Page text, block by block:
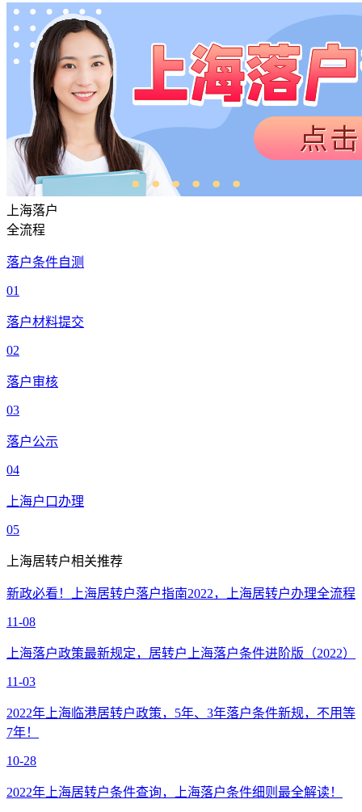
上海落户
全流程
落户条件自测
01
落户材料提交
02
落户审核
03
落户公示
04
上海户口办理
05
上海居转户相关推荐
新政必看！上海居转户落户指南2022，上海居转户办理全流程
11-08
上海落户政策最新规定，居转户上海落户条件进阶版（2022）
11-03
2022年上海临港居转户政策，5年、3年落户条件新规，不用等
7年！
10-28
2022年上海居转户条件查询，上海落户条件细则最全解读！